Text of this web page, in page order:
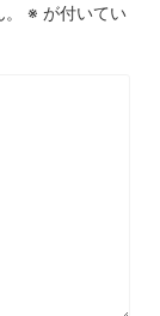
※ が付いてい